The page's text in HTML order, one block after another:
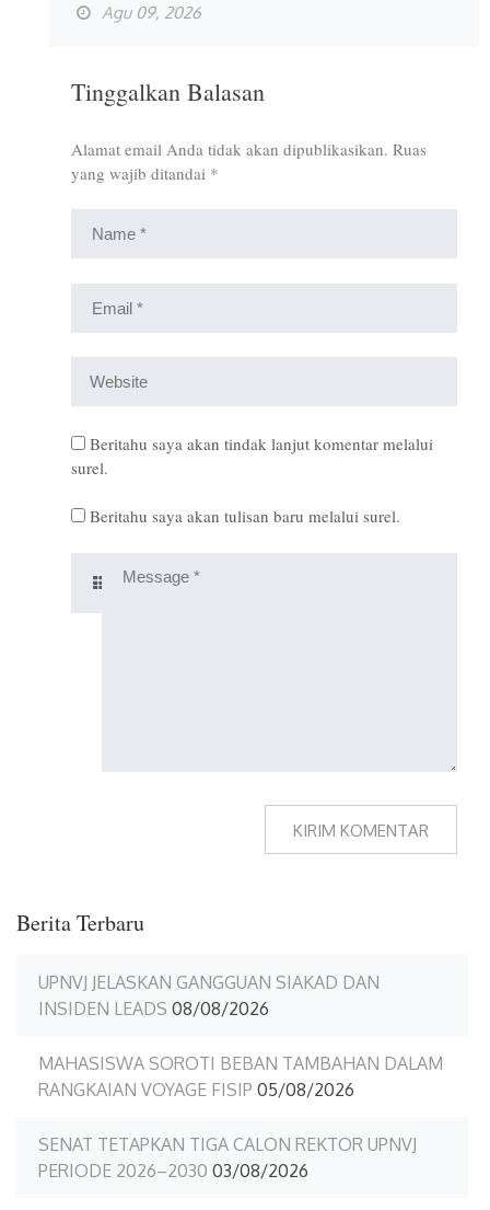
Agu 09, 2026
Tinggalkan Balasan
Alamat email Anda tidak akan dipublikasikan. Ruas
yang wajib ditandai *
Beritahu saya akan tindak lanjut komentar melalui
surel.
Beritahu saya akan tulisan baru melalui surel.
Berita Terbaru
UPNVJ JELASKAN GANGGUAN SIAKAD DAN
INSIDEN LEADS 08/08/2026
MAHASISWA SOROTI BEBAN TAMBAHAN DALAM
RANGKAIAN VOYAGE FISIP 05/08/2026
SENAT TETAPKAN TIGA CALON REKTOR UPNVJ
PERIODE 2026–2030 03/08/2026